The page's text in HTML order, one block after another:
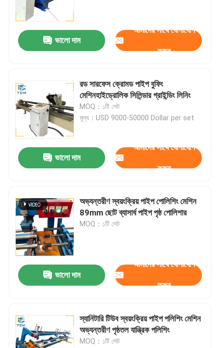
পণ্য
ভালো দাম
আমাদের সাথে যোগাযোগ
করুন
রড সারফেস ক্রোমড পাইপ বুফিং
মেশিনহাইড্রোলিক সিলিন্ডার গ্রাইন্ডিং লিনিং
MOQ：১টি সেট
মূল্য：USD 9000-50000 Dollar per set
ভালো দাম
আমাদের সাথে যোগাযোগ
করুন
অভ্যন্তরীণ স্বয়ংক্রিয় পাইপ পোলিশিং মেশিন
89mm ছোট ব্যাসার্ধ পাইপ পৃষ্ঠ পোলিশার
MOQ：১টি সেট
ভালো দাম
আমাদের সাথে যোগাযোগ
করুন
স্যানিটারি টিউব স্বয়ংক্রিয় পাইপ পলিশিং মেশিন
অভ্যন্তরীণ পৃষ্ঠতল যান্ত্রিক পলিশিং
MOQ：১টি সেট